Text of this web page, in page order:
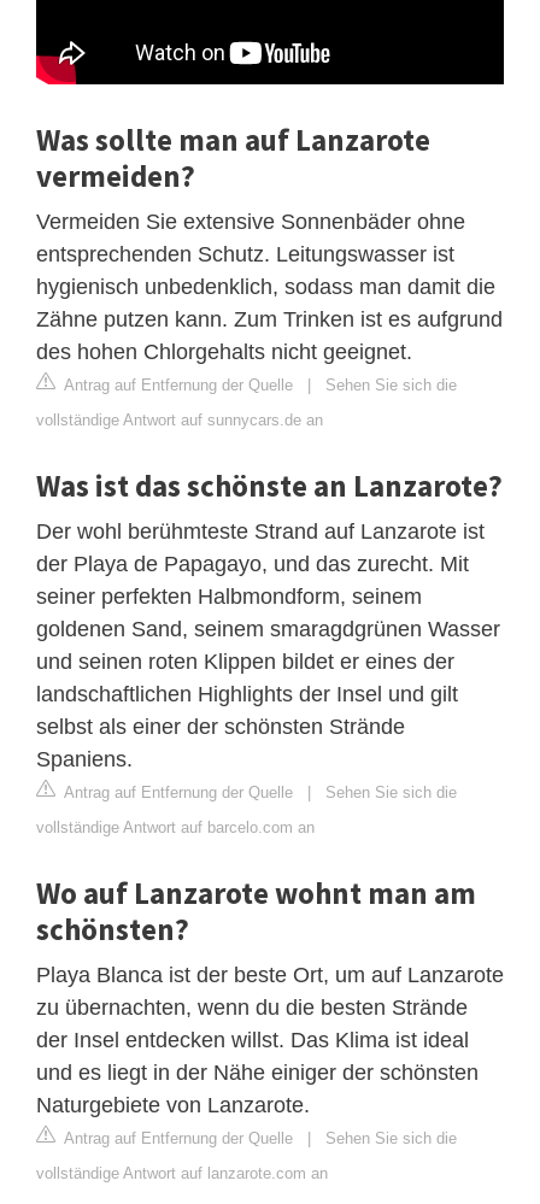
Was sollte man auf Lanzarote
vermeiden?
Vermeiden Sie extensive Sonnenbäder ohne
entsprechenden Schutz. Leitungswasser ist
hygienisch unbedenklich, sodass man damit die
Zähne putzen kann. Zum Trinken ist es aufgrund
des hohen Chlorgehalts nicht geeignet.
Antrag auf Entfernung der Quelle | Sehen Sie sich die
vollständige Antwort auf sunnycars.de an
Was ist das schönste an Lanzarote?
Der wohl berühmteste Strand auf Lanzarote ist
der Playa de Papagayo, und das zurecht. Mit
seiner perfekten Halbmondform, seinem
goldenen Sand, seinem smaragdgrünen Wasser
und seinen roten Klippen bildet er eines der
landschaftlichen Highlights der Insel und gilt
selbst als einer der schönsten Strände
Spaniens.
Antrag auf Entfernung der Quelle | Sehen Sie sich die
vollständige Antwort auf barcelo.com an
Wo auf Lanzarote wohnt man am
schönsten?
Playa Blanca ist der beste Ort, um auf Lanzarote
zu übernachten, wenn du die besten Strände
der Insel entdecken willst. Das Klima ist ideal
und es liegt in der Nähe einiger der schönsten
Naturgebiete von Lanzarote.
Antrag auf Entfernung der Quelle | Sehen Sie sich die
vollständige Antwort auf lanzarote.com an